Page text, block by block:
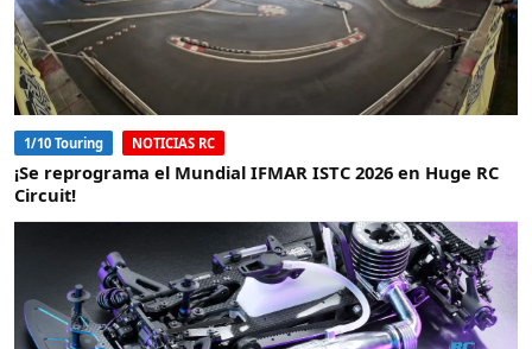
1/10 Touring NOTICIAS RC
¡Se reprograma el Mundial IFMAR ISTC 2026 en Huge RC
Circuit!